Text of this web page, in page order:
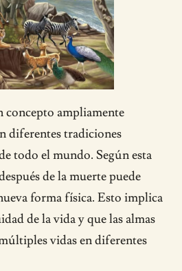
concepto ampliamente
diferentes tradiciones
todo el mundo. Según esta
de la muerte puede
forma física. Esto implica
de la vida y que las almas
vidas en diferentes